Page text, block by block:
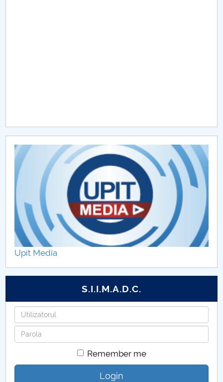
CAR2026
MENIU CANTINA
LANGUAGE AND LITERATURE EUROPEAN
LANDMARKS OF IDENTITY
Upit Media
S.I.I.M.A.D.C.
Username
Password
Remember me
Login